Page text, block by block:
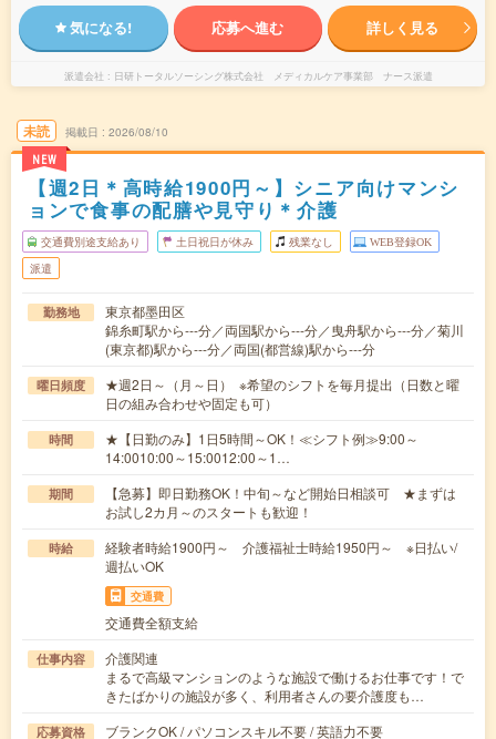
気になる! 応募へ進む 詳しく見る
派遣会社 日研トータルソーシング株式会社 メディカルケア事業部 ナース派遣
未読
NEW
掲載日 2026/08/10
【週2日＊高時給1900円～】シニア向けマンシ
ョンで食事の配膳や見守り＊介護
交通費別途支給あり 土日祝日が休み 残業なし WEB登録OK
派遣
勤務地
東京都墨田区
錦糸町駅から---分／両国駅から---分／曳舟駅から---分／菊川
(東京都)駅から---分／両国(都営線)駅から---分
曜日頻度
★週2日～（月～日） ※希望のシフトを毎月提出（日数と曜
日の組み合わせや固定も可）
時間
★【日勤のみ】1日5時間～OK！≪シフト例≫9:00～
14:0010:00～15:0012:00～1…
期間
【急募】即日勤務OK！中旬～など開始日相談可 ★まずは
お試し2カ月～のスタートも歓迎！
時給
経験者時給1900円～ 介護福祉士時給1950円～ ※日払い/
週払いOK
交通費
交通費全額支給
仕事内容
介護関連
まるで高級マンションのような施設で働けるお仕事です！で
きたばかりの施設が多く、利用者さんの要介護度も…
応募資格 ブランクOK / パソコンスキル不要 / 英語力不要